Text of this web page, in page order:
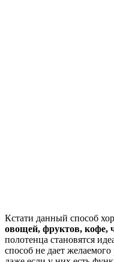
Кстати данный способ
овощей, фруктов, кофе,
полотенца становятся
способ не дает